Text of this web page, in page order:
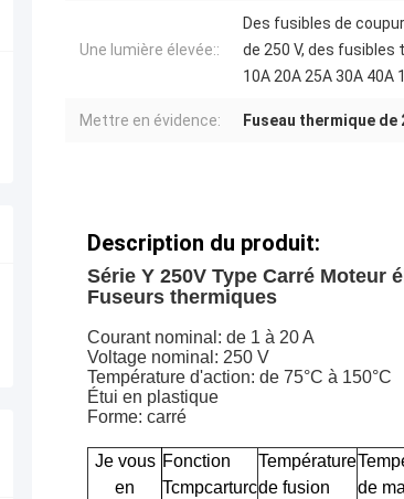
Une lumière élevée::
Des fusibles de
de 250 V, des fusibles
10A 20A 25A 30A 40A
Mettre en évidence: Fuseau thermique de
Description du produit:
Série Y 250V Type Carré Moteur
Fuseurs thermiques
Courant nominal: de 1 à 20 A
Voltage nominal: 250 V
Température d'action: de 75°C à 150°C
Étui en plastique
Forme: carré
Je vous
en
Fonction
Tcmpcarturc
Température
de fusion
de